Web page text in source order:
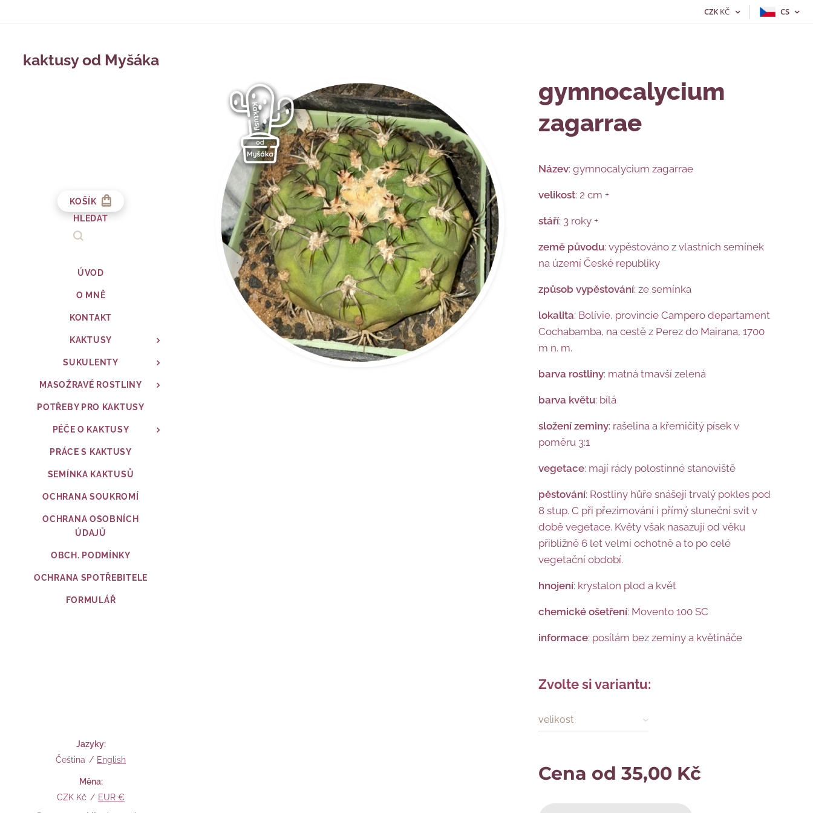
CZK KČ CS
kaktusy od Myšáka
KOŠÍK
HLEDAT
ÚVOD
O MNĚ
KONTAKT
KAKTUSY
SUKULENTY
MASOŽRAVÉ ROSTLINY
POTŘEBY PRO KAKTUSY
PÉČE O KAKTUSY
PRÁCE S KAKTUSY
SEMÍNKA KAKTUSŮ
OCHRANA SOUKROMÍ
OCHRANA OSOBNÍCH
ÚDAJŮ
OBCH. PODMÍNKY
OCHRANA SPOTŘEBITELE
FORMULÁŘ
gymnocalycium
zagarrae
Název: gymnocalycium zagarrae
velikost: 2 cm +
stáří: 3 roky +
země původu: vypěstováno z vlastních semínek
na území České republiky
způsob vypěstování: ze semínka
lokalita: Bolívie, provincie Campero departament
Cochabamba, na cestě z Perez do Mairana, 1700
m n. m.
barva rostliny: matná tmavší zelená
barva květu: bílá
složení zeminy: rašelina a křemičitý písek v
poměru 3:1
vegetace: mají rády polostinné stanoviště
pěstování: Rostliny hůře snášejí trvalý pokles pod
8 stup. C při přezimování i přímý sluneční svit v
době vegetace. Květy však nasazují od věku
přibližně 6 let velmi ochotně a to po celé
vegetační období.
hnojení: krystalon plod a květ
chemické ošetření: Movento 100 SC
informace: posílám bez zeminy a květináče
Zvolte si variantu:
velikost
Cena od35,00 Kč
Jazyky
Čeština
English
Měna
CZK Kč
EUR €